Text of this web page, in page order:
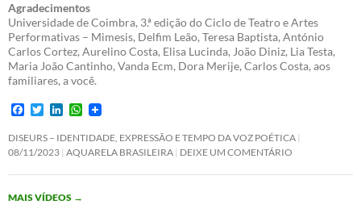
Agradecimentos
Universidade de Coimbra, 3.ª edição do Ciclo de Teatro e Artes
Performativas – Mimesis, Delfim Leão, Teresa Baptista, António
Carlos Cortez, Aurelino Costa, Elisa Lucinda, João Diniz, Lia Testa,
Maria João Cantinho, Vanda Ecm, Dora Merije, Carlos Costa, aos
familiares, a você.
F
c
e
o
k
T
i
t
e
n
k
d
n
W
a
t
A
DISEURS – IDENTIDADE, EXPRESSÃO E TEMPO DA VOZ POÉTICA
08/11/2023 AQUARELA BRASILEIRA DEIXE UM COMENTÁRIO
MAIS VÍDEOS →